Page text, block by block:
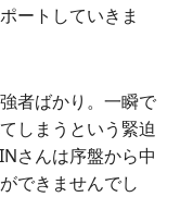
ートしていきま
者ばかり。一瞬で
しまうという緊迫
さんは序盤から中
できませんでし